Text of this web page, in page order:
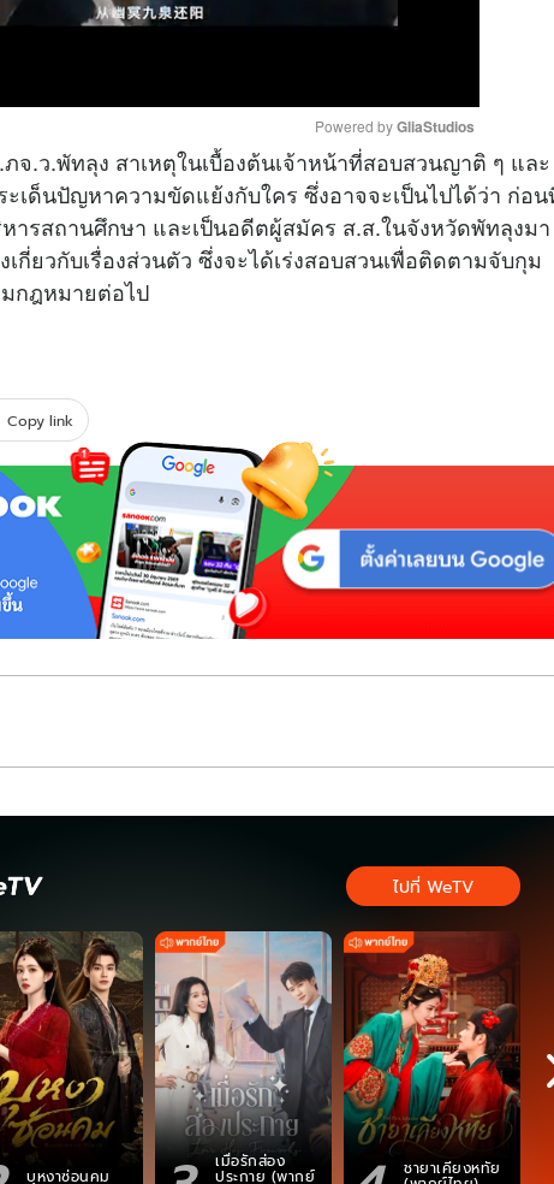
M
u
t
Powered by GliaStudios
จ.ว.พัทลุง สาเหตุในเบื้องต้นเจ้าหน้าที่สอบสวนญาติ ๆ และ
ะเด็นปัญหาความขัดแย้งกับใคร ซึ่งอาจจะเป็นไปได้ว่า ก่อน
ารสถานศึกษา และเป็นอดีตผู้สมัคร ส.ส.ในจังหวัดพัทลุงม
ยวกับเรื่องส่วนตัว ซึ่งจะได้เร่งสอบสวนเพื่อติดตามจับกุม
กฎหมายต่อไป
Copy link
บุหงาซ่อนคม
เมื่อรักส่อง
ประกาย (พากย์ ชายาเคียงหทัย
ไปที่ WeTV